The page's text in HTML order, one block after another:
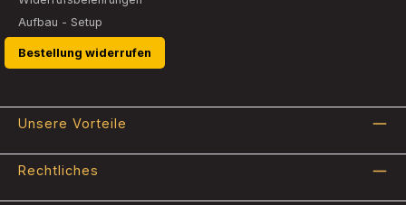
Aufbau - Setup
Bestellung widerrufen
Unsere Vorteile
Rechtliches